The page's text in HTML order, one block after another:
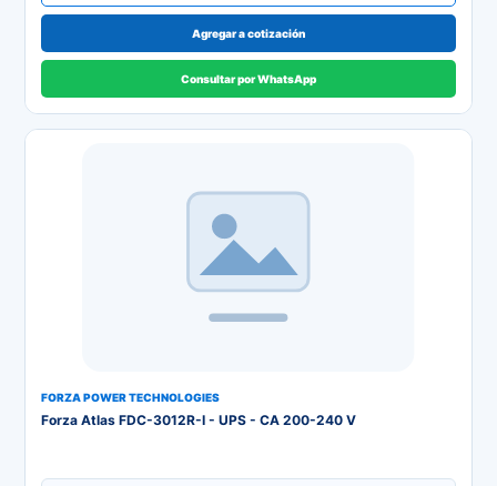
Agregar a cotización
Consultar por WhatsApp
FORZA POWER TECHNOLOGIES
Forza Atlas FDC-3012R-I - UPS - CA 200-240 V